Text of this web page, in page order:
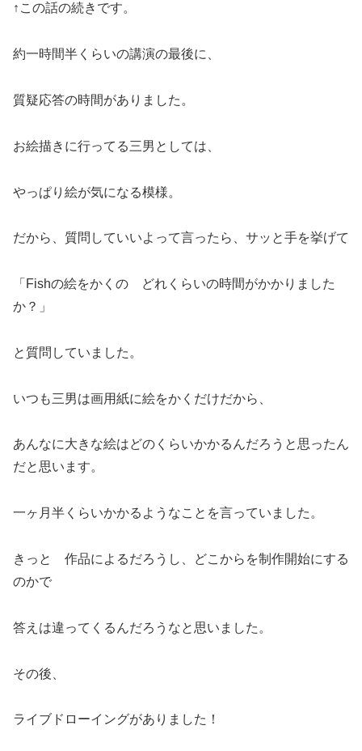
↑この話の続きです。
約一時間半くらいの講演の最後に、
質疑応答の時間がありました。
お絵描きに行ってる三男としては、
やっぱり絵が気になる模様。
だから、質問していいよって言ったら、サッと手を挙げて
「Fishの絵をかくの どれくらいの時間がかかりました
か？」
と質問していました。
いつも三男は画用紙に絵をかくだけだから、
あんなに大きな絵はどのくらいかかるんだろうと思ったん
だと思います。
一ヶ月半くらいかかるようなことを言っていました。
きっと 作品によるだろうし、どこからを制作開始にする
のかで
答えは違ってくるんだろうなと思いました。
その後、
ライブドローイングがありました！